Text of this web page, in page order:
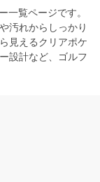
一覧ページです。
汚れからしっかり
見えるクリアポケ
設計など、ゴルフ